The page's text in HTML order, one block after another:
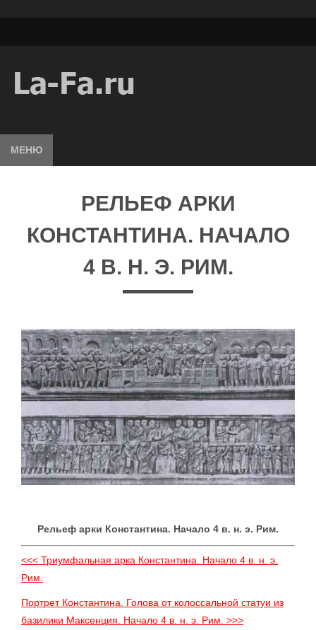
МЕНЮ
РЕЛЬЕФ АРКИ
КОНСТАНТИНА. НАЧАЛО
4 В. Н. Э. РИМ.
Рельеф арки Константина. Начало 4 в. н. э. Рим.
<<< Триумфальная арка Константина. Начало 4 в. н. э.
Рим.
Портрет Константина. Голова от колоссальной статуи из
базилики Максенция. Начало 4 в. н. э. Рим. >>>